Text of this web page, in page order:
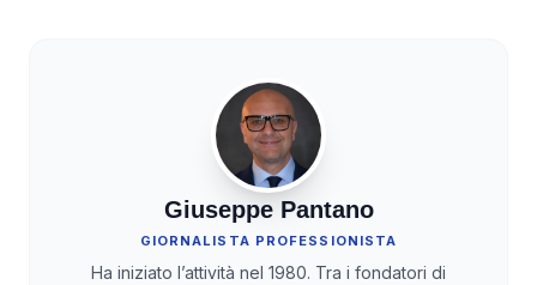
Giuseppe Pantano
GIORNALISTA PROFESSIONISTA
Ha iniziato l’attività nel 1980. Tra i fondatori di